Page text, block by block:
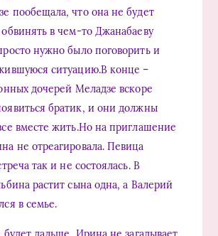
пообещала, что она не будет
в чем-то Джанабаеву
нужно было поговорить и
ситуацию.В конце –
дочерей Меладзе вскоре
братик, и они должны
вместе жить.Но на приглашение
не отреагировала. Певица
так и не состоялась. В
растит сына одна, а Валерий
в семье.